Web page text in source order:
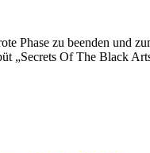
Phase zu beenden und
Of The Black